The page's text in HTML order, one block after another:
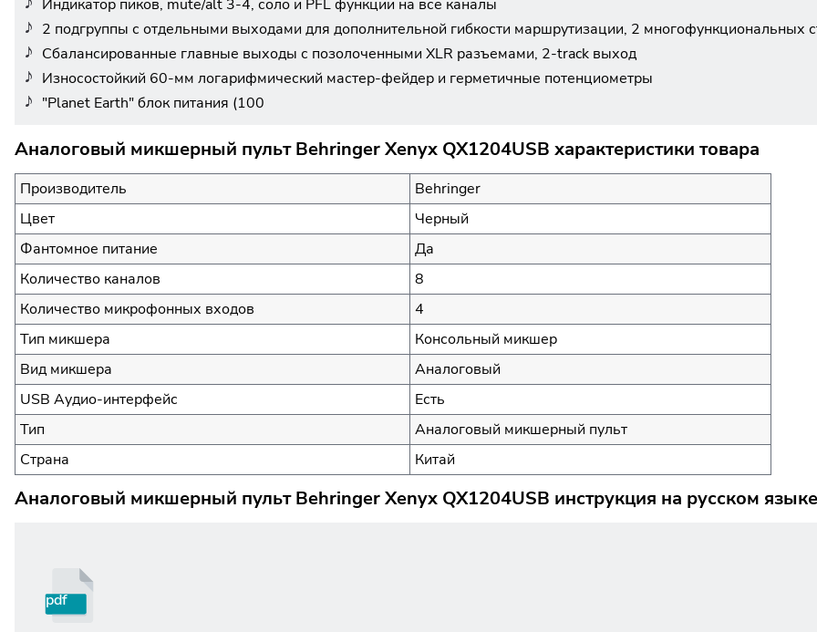
Индикатор пиков, mute/alt 3-4, соло и PFL функции на все каналы
2 подгруппы с отдельными выходами для дополнительной гибкости маршрутизации, 2 многофункциональных
Сбалансированные главные выходы с позолоченными XLR разъемами, 2-track выход
Износостойкий 60-мм логарифмический мастер-фейдер и герметичные потенциометры
"Planet Earth" блок питания (100
Аналоговый микшерный пульт Behringer Xenyx QX1204USB характеристики товара
Производитель
Behringer
Цвет
Черный
Фантомное питание
Да
Количество каналов
8
Количество микрофонных входов
4
Тип микшера
Консольный микшер
Вид микшера
Аналоговый
USB Аудио-интерфейс
Есть
Тип
Аналоговый микшерный пульт
Страна
Китай
Аналоговый микшерный пульт Behringer Xenyx QX1204USB инструкция на русском языке
pdf